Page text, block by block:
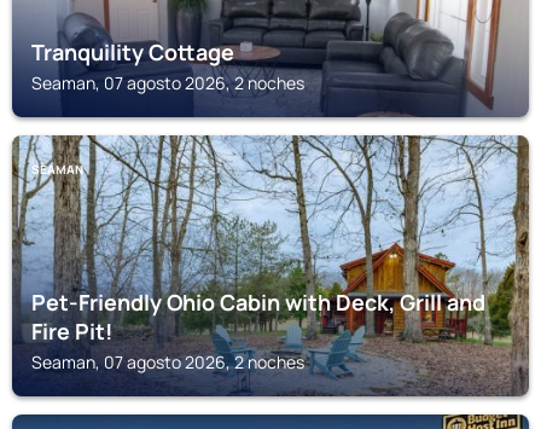
Tranquility Cottage
Seaman, 07 agosto 2026, 2 noches
SEAMAN
Pet-Friendly Ohio Cabin with Deck, Grill and
Fire Pit!
Seaman, 07 agosto 2026, 2 noches